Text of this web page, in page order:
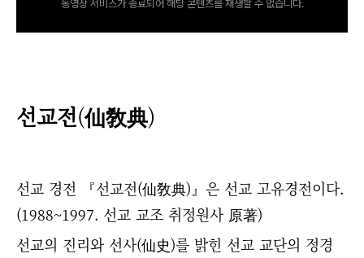
동영상 서비스가 종료되어 해당 콘텐츠를 재생할 수 없습니다.
선교전(仙敎典)
선교 경전 『선교전(仙敎典)』은 선교 고유경전이다.
(1988~1997. 선교 교조 취정원사 原著)
선교의 진리와 선사(仙史)를 밝힌 선교 교단의 정경